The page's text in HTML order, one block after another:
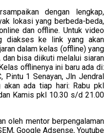
dengan lengkap,
lokasi yang berbeda-beda,
dan offline. Untuk video
diakses ke link yang akan
dalam kelas (offline) yang
dan bisa diikuti melalui siaran
offlinenya ini baru ada di:
Pintu 1 Senayan, Jln Jendral
akan ada tiap hari: Rabu pkl
Kamis pkl 10.30 s/d 21.00
oleh mentor berpengalaman
Google Adsense, Youtube